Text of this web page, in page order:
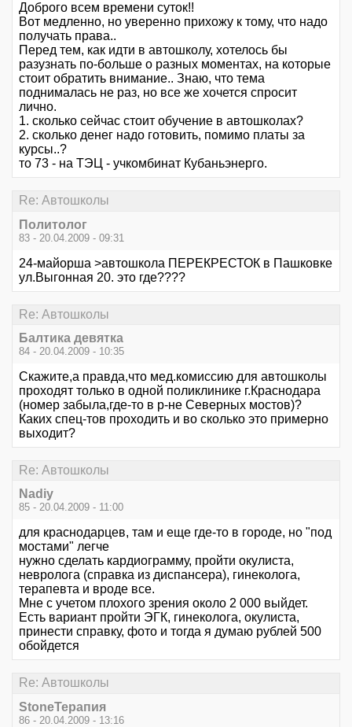
Доброго всем времени суток!!
Вот медленно, но уверенно прихожу к тому, что надо
получать права..
Перед тем, как идти в автошколу, хотелось бы
разузнать по-больше о разных моментах, на которые
стоит обратить внимание.. Знаю, что тема
поднималась не раз, но все же хочется спросит
лично.
1. сколько сейчас стоит обучение в автошколах?
2. сколько денег надо готовить, помимо платы за
курсы..?
то 73 - на ТЭЦ - учкомбинат Кубаньэнерго.
Re: Автошколы
Политолог
83 - 20.04.2009 - 09:31
24-майорша >автошкола ПЕРЕКРЕСТОК в Пашковке
ул.Выгонная 20. это где????
Re: Автошколы
Балтика девятка
84 - 20.04.2009 - 10:35
Скажите,а правда,что мед.комиссию для автошколы
проходят только в одной поликлинике г.Краснодара
(номер забыла,где-то в р-не Северных мостов)?
Каких спец-тов проходить и во сколько это примерно
выходит?
Re: Автошколы
Nadiy
85 - 20.04.2009 - 11:00
для краснодарцев, там и еще где-то в городе, но "под
мостами" легче
нужно сделать кардиограмму, пройти окулиста,
невролога (справка из диспансера), гинеколога,
терапевта и вроде все.
Мне с учетом плохого зрения около 2 000 выйдет.
Есть вариант пройти ЭГК, гинеколога, окулиста,
принести справку, фото и тогда я думаю рублей 500
обойдется
Re: Автошколы
StoneТерапия
86 - 20.04.2009 - 13:16